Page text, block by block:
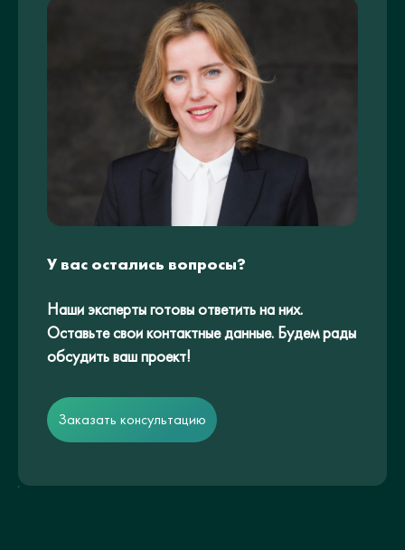
У вас остались вопросы?
Наши эксперты готовы ответить на них.
Оставьте свои контактные данные. Будем рады
обсудить ваш проект!
Заказать консультацию